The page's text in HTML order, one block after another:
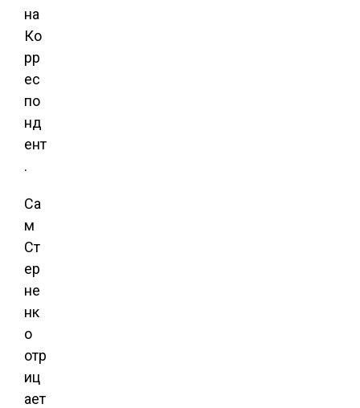
на
Ко
рр
ес
по
нд
ент
.
Са
м
Ст
ер
не
нк
о
отр
иц
ает